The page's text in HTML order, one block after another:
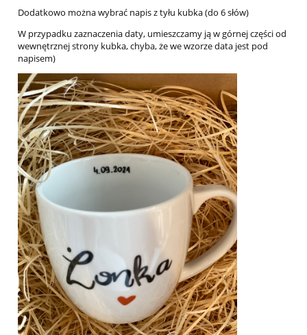
Dodatkowo można wybrać napis z tyłu kubka (do 6 słów)
W przypadku zaznaczenia daty, umieszczamy ją w górnej części od
wewnętrznej strony kubka, chyba, że we wzorze data jest pod
napisem)